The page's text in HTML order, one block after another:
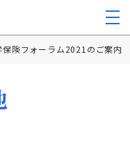
険フォーラム2021のご案内